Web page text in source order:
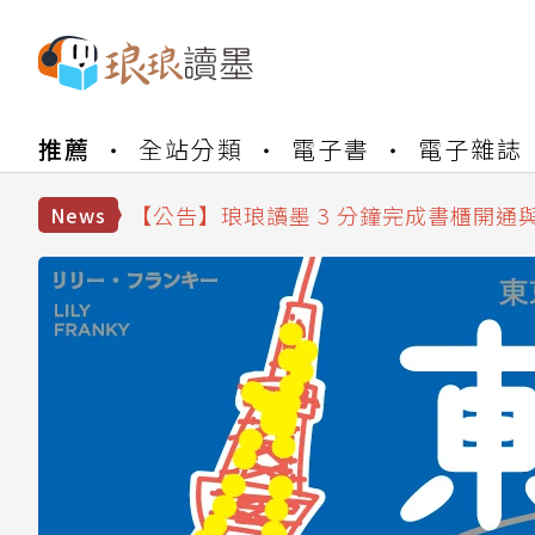
推薦 全站分類 電子書 電子雜誌
News
【公告】琅琅讀墨數位閱讀資產合併與
【公告】琅琅讀墨 3 分鐘完成書櫃開
【公告】琅琅讀墨數位閱讀資產合併與